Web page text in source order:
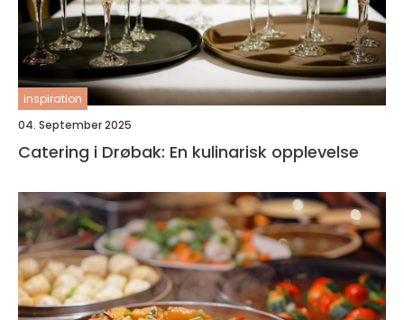
inspiration
04. September 2025
Catering i Drøbak: En kulinarisk opplevelse